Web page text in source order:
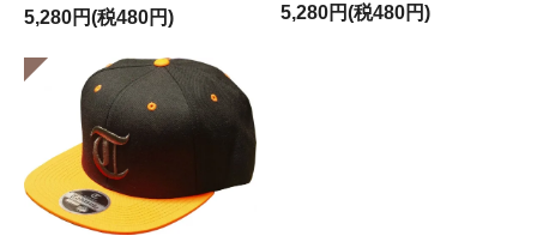
5,280円(税480円)
5,280円(税480円)